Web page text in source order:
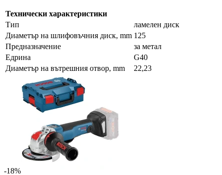
Технически характеристики
Тип
ламелен диск
Диаметър на шлифовъчния диск, mm 125
Предназначение
за метал
Едрина
G40
Диаметър на вътрешния отвор, mm
22,23
-18%